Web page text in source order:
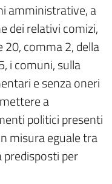
amministrative, a
dei relativi comizi,
20, comma 2, della
i comuni, sulla
e senza oneri
a
politici presenti
misura eguale tra
predisposti per